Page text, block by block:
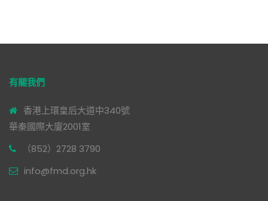
有關我們
香港上環皇后大道中340號
華秦國際大廈2001室
（852）2728 3790
info@fmd.org.hk